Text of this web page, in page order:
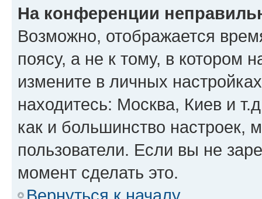
На конференции
Возможно, отображается
поясу, а не к тому, в котором
измените в личных
находитесь: Москва, Киев и
как и большинство настроек,
пользователи. Если вы не
момент сделать это.
Вернуться к началу